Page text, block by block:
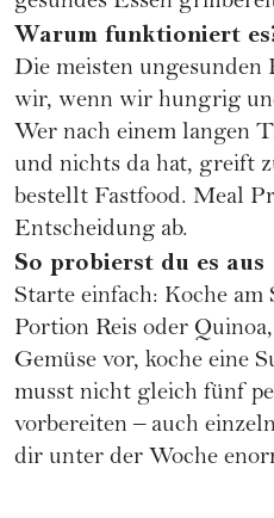
Warum funktioniert
Die meisten ungesunden
wir, wenn wir hungrig
Wer nach einem langen
und nichts da hat, greift
bestellt Fastfood. Meal
Entscheidung ab.
So probierst du es aus
Starte einfach: Koche am
Portion Reis oder
Gemüse vor, koche eine
musst nicht gleich fünf
vorbereiten – auch
dir unter der Woche